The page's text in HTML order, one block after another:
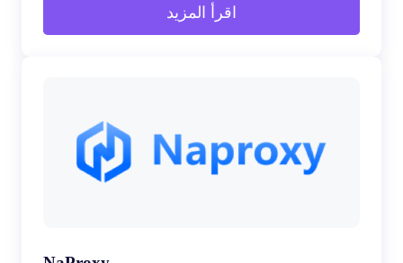
اقرأ المزيد